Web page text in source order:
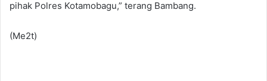
pihak Polres Kotamobagu,” terang Bambang.
(Me2t)